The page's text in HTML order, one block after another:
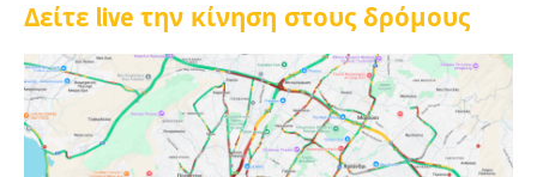
Δείτε live την κίνηση στους δρόμους